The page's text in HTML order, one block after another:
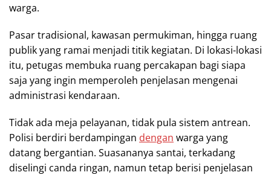
warga.
Pasar tradisional, kawasan permukiman, hingga ruang
publik yang ramai menjadi titik kegiatan. Di lokasi-lokasi
itu, petugas membuka ruang percakapan bagi siapa
saja yang ingin memperoleh penjelasan mengenai
administrasi kendaraan.
Tidak ada meja pelayanan, tidak pula sistem antrean.
Polisi berdiri berdampingan dengan warga yang
datang bergantian. Suasananya santai, terkadang
diselingi canda ringan, namun tetap berisi penjelasan